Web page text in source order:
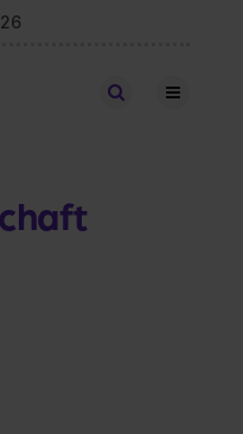
Stellen finden